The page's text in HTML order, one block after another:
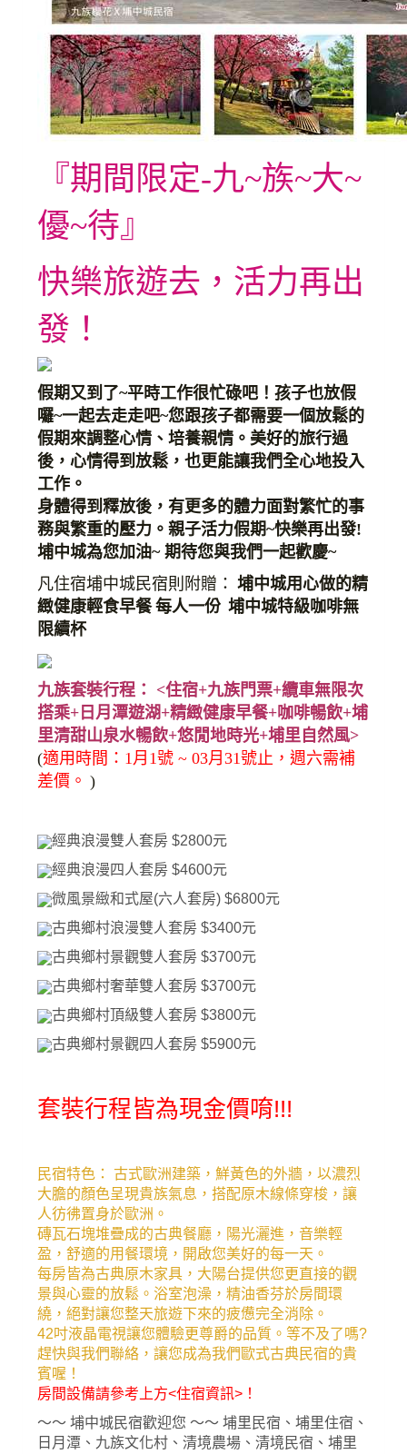
『期間限定-九~族~大~
優~待』
快樂旅遊去，活力再出
發！
假期又到了~平時工作很忙碌吧！孩子也放假
囉~一起去走走吧~您跟孩子都需要一個放鬆的
假期來調整心情、培養親情。美好的旅行過
後，心情得到放鬆，也更能讓我們全心地投入
工作。
身體得到釋放後，有更多的體力面對繁忙的事
務與繁重的壓力。親子活力假期~快樂再出發!
埔中城為您加油~ 期待您與我們一起歡慶~
凡住宿埔中城民宿則附贈： 埔中城用心做的精
緻健康輕食早餐 每人一份 埔中城特級咖啡無
限續杯
九族套裝行程： <住宿+九族門票+纜車無限次
搭乘+ 日月潭遊湖+精緻健康早餐+咖啡暢飲+埔
里清甜山泉水暢飲+悠閒地時光+埔里自然風>
(適用時間： 1月 1號 ~ 03月 31號止，週六需補
差價。 )
經典浪漫雙人套房 $2800元
經典浪漫四人套房 $4600元
微風景緻和式屋(六人套房) $6800元
古典鄉村浪漫雙人套房 $3400元
古典鄉村景觀雙人套房 $3700元
古典鄉村奢華雙人套房 $3700元
古典鄉村頂級雙人套房 $3800元
古典鄉村景觀四人套房 $5900元
套裝行程皆為現金價唷!!!
民宿特色： 古式歐洲建築，鮮黃色的外牆，以濃烈
大膽的顏色呈現貴族氣息，搭配原木線條穿梭，讓
人彷彿置身於歐洲。
磚瓦石塊堆疊成的古典餐廳，陽光灑進，音樂輕
盈，舒適的用餐環境，開啟您美好的每一天。
每房皆為古典原木家具，大陽台提供您更直接的觀
景與心靈的放鬆。浴室泡澡，精油香芬於房間環
繞，絕對讓您整天旅遊下來的疲憊完全消除。
42吋液晶電視讓您體驗更尊爵的品質。等不及了嗎?
趕快與我們聯絡，讓您成為我們歐式古典民宿的貴
賓喔！
房間設備請參考上方<住宿資訊>！
～～ 埔中城民宿歡迎您 ～～ 埔里民宿、埔里住宿、
日月潭、九族文化村、清境農場、清境民宿、埔里